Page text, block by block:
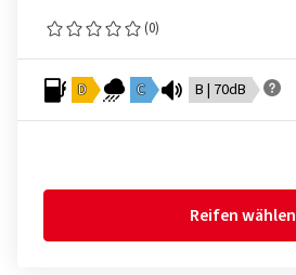
(0)
D C B | 70dB
Reifen wählen